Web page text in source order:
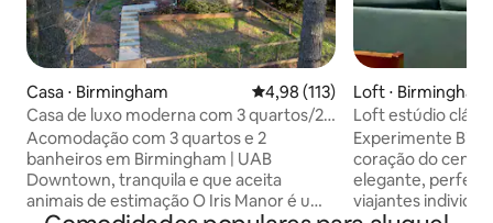
Casa ⋅ Birmingham 4,98 de uma avaliação média de
4,98 (113)
Casa de luxo moderna com 3 quartos/2
banheiros que aceita animais de
estimação perto da UAB
Acomodação com 3 quartos e 2
banheiros em Birmingham | UAB
Downtown, tranquila e que aceita
animais de estimação O Iris Manor é uma
Loft ⋅ Birmingham
Loft estúdio
centro da cidade
Experimente
coração do
elegante, perfeito
viajantes